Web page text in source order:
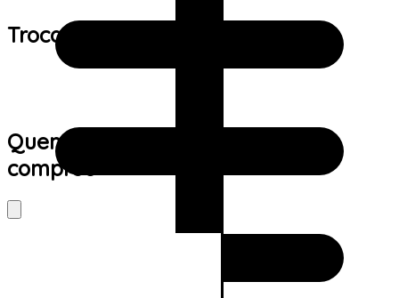
Trocas e devoluções:
Quem viu este produto também
comprou